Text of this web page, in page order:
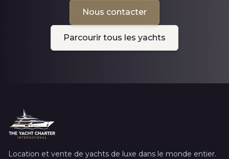
Nous contacter
Parcourir tous les yachts
Location et vente de yachts de luxe dans le monde entier.